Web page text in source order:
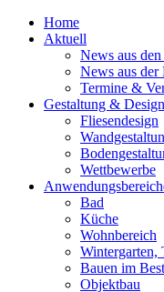
Home
Aktuell
News aus
News aus der
Termine &
Gestaltung & Design
Fliesendesign
Wettbewerbe
Bad
Küche
Wohnbereich
Wintergarten,
Bauen im
Objektbau